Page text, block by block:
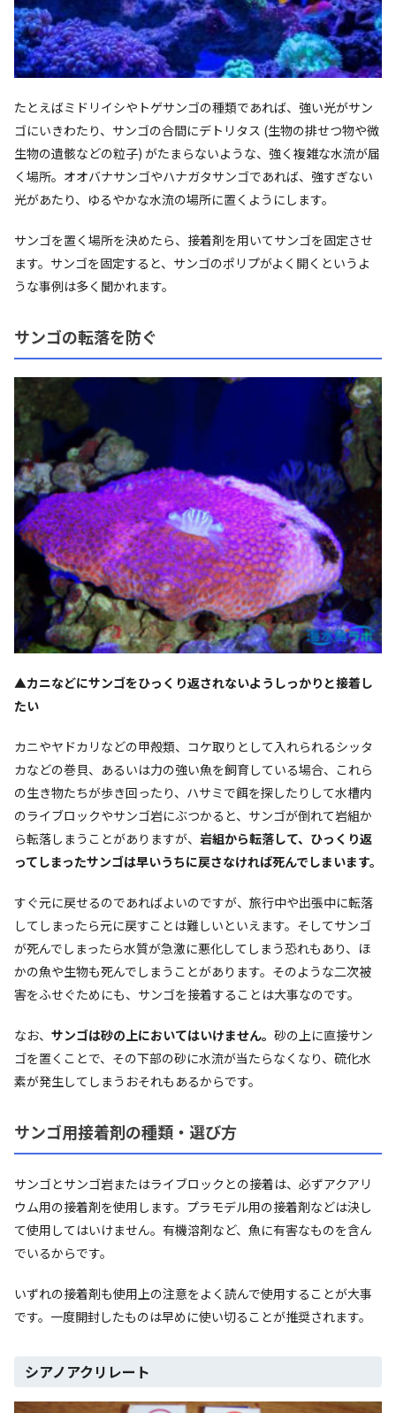
たとえばミドリイシやトゲサンゴの種類であれば、強い光がサン
ゴにいきわたり、サンゴの合間にデトリタス (生物の排せつ物や微
生物の遺骸などの粒子) がたまらないような、強く複雑な水流が届
く場所。オオバナサンゴやハナガタサンゴであれば、強すぎない
光があたり、ゆるやかな水流の場所に置くようにします。
サンゴを置く場所を決めたら、接着剤を用いてサンゴを固定させ
ます。サンゴを固定すると、サンゴのポリプがよく開くというよ
うな事例は多く聞かれます。
サンゴの転落を防ぐ
▲カニなどにサンゴをひっくり返されないようしっかりと接着し
たい
カニやヤドカリなどの甲殻類、コケ取りとして入れられるシッタ
カなどの巻貝、あるいは力の強い魚を飼育している場合、これら
の生き物たちが歩き回ったり、ハサミで餌を探したりして水槽内
のライブロックやサンゴ岩にぶつかると、サンゴが倒れて岩組か
ら転落しまうことがありますが、 岩組から転落して、ひっくり返
ってしまったサンゴは早いうちに戻さなければ死んでしまいます。
すぐ元に戻せるのであればよいのですが、旅行中や出張中に転落
してしまったら元に戻すことは難しいといえます。そしてサンゴ
が死んでしまったら水質が急激に悪化してしまう恐れもあり、ほ
かの魚や生物も死んでしまうことがあります。そのような二次被
害をふせぐためにも、サンゴを接着することは大事なのです。
なお、 サンゴは砂の上においてはいけません。 砂の上に直接サン
ゴを置くことで、その下部の砂に水流が当たらなくなり、硫化水
素が発生してしまうおそれもあるからです。
サンゴ用接着剤の種類・選び方
サンゴとサンゴ岩またはライブロックとの接着は、必ずアクアリ
ウム用の接着剤を使用します。プラモデル用の接着剤などは決し
て使用してはいけません。有機溶剤など、魚に有害なものを含ん
でいるからです。
いずれの接着剤も使用上の注意をよく読んで使用することが大事
です。一度開封したものは早めに使い切ることが推奨されます。
シアノアクリレート